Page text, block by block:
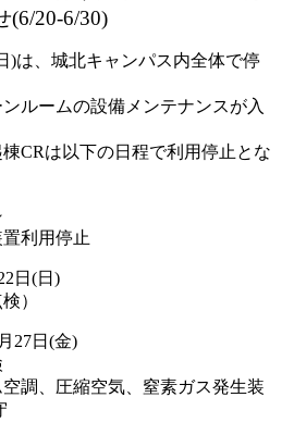
(6/20-6/30)
)は、城北キャンパス内全体で停
ルームの設備メンテナンスが入
CRは以下の日程で利用停止とな
利用停止
日(日)
）
27日(金)
調、圧縮空気、窒素ガス発生装